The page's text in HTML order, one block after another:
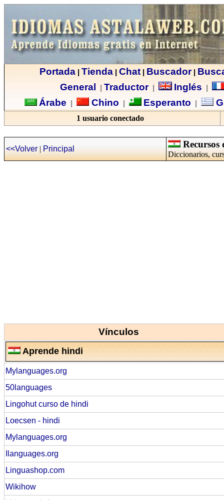
Portada| Tienda| Chat| Buscador|
General
Traductor| Inglés
Árabe Chino Esperanto
1 usuario conectado
<<Volver|Principal
Diccionarios,
Vínculos
Aprende hindi
Mylanguages.org
50languages
Lingohut curso de hindi
Loecsen - hindi
Mylanguages.org
Ilanguages.org
Linguashop.com
Wikihow